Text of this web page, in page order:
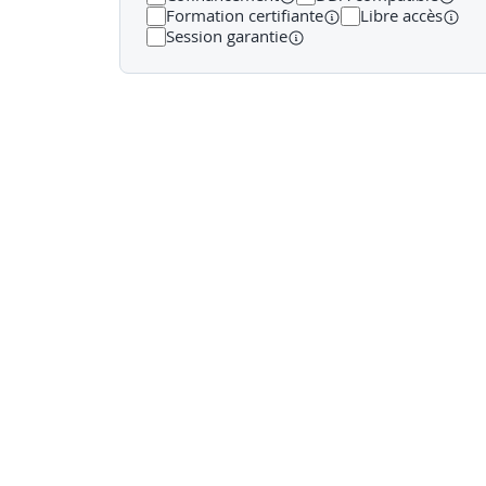
Détecter, accueillir et traiter un signalement
Comment se manifestent les situations
Les conséquences de violences en tant
Posture d'écoute : empathie, non-
Processus de recueil d’un signalement
Formation certifiante
Libre accès
Session garantie